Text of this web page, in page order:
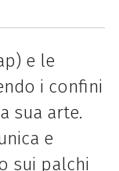
e le
i confini
sua arte.
e
sui palchi